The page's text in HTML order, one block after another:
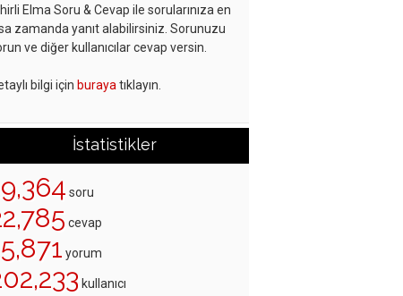
Elma Soru & Cevap ile sorularınıza en
zamanda yanıt alabilirsiniz. Sorunuzu
ve diğer kullanıcılar cevap versin.
bilgi için buraya tıklayın.
İstatistikler
soru
cevap
yorum
kullanıcı